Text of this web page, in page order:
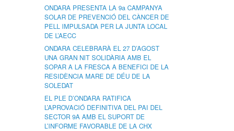
ONDARA PRESENTA LA 9a CAMPANYA
SOLAR DE PREVENCIÓ DEL CÀNCER DE
PELL IMPULSADA PER LA JUNTA LOCAL
DE L’AECC
ONDARA CELEBRARÀ EL 27 D’AGOST
UNA GRAN NIT SOLIDÀRIA AMB EL
SOPAR A LA FRESCA A BENEFICI DE LA
RESIDÈNCIA MARE DE DÉU DE LA
SOLEDAT
EL PLE D’ONDARA RATIFICA
L’APROVACIÓ DEFINITIVA DEL PAI DEL
SECTOR 9A AMB EL SUPORT DE
L’INFORME FAVORABLE DE LA CHX